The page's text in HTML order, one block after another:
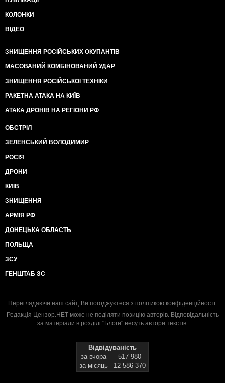
КОЛОНКИ
ВІДЕО
ЗНИЩЕННЯ РОСІЙСЬКИХ ОКУПАНТІВ
МАСОВАНИЙ КОМБІНОВАНИЙ УДАР
ЗНИЩЕННЯ РОСІЙСЬКОЇ ТЕХНІКИ
РАКЕТНА АТАКА НА КИЇВ
АТАКА ДРОНІВ НА РЕГІОНИ РФ
ОБСТРІЛ
ЗЕЛЕНСЬКИЙ ВОЛОДИМИР
РОСІЯ
ДРОНИ
КИЇВ
ЗНИЩЕННЯ
АРМІЯ РФ
ДОНЕЦЬКА ОБЛАСТЬ
ПОЛЬЩА
ЗСУ
ГЕНШТАБ ЗС
Переглядаючи наш сайт, Ви погоджуєтеся з політикою конфіденційності.
Редакція Цензор.НЕТ може не поділяти позицію авторів. Відповідальність
за матеріали в розділі "Блоги" несуть автори текстів.
Відвідуваність
за вчора
517 980
за місяць
12 586 370